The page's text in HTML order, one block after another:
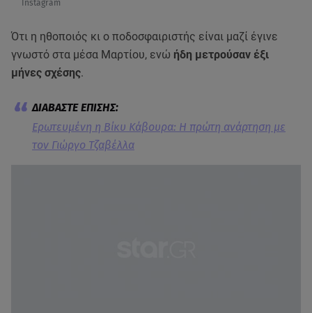
Instagram
Ότι η ηθοποιός κι ο ποδοσφαιριστής είναι μαζί έγινε
γνωστό στα μέσα Μαρτίου, ενώ ήδη μετρούσαν έξι
μήνες σχέσης.
Ερωτευμένη η Βίκυ Κάβουρα: Η πρώτη ανάρτηση με
τον Γιώργο Τζαβέλλα